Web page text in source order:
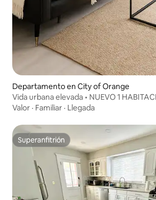
Departamento en City of Orange
Vida urbana elevada • NUEVO 1
Tren de la ciudad de Nueva York a 1 cuadra
Valor · Familiar · Llegada
Superanfitrión
Superanfitrión